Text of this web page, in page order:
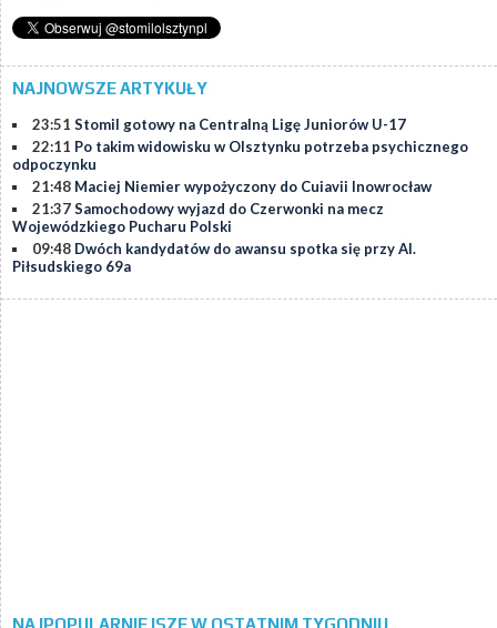
NAJNOWSZE ARTYKUŁY
23:51 Stomil gotowy na Centralną Ligę Juniorów U-17
22:11 Po takim widowisku w Olsztynku potrzeba psychicznego
odpoczynku
21:48 Maciej Niemier wypożyczony do Cuiavii Inowrocław
21:37Samochodowy wyjazd do Czerwonki na mecz
Wojewódzkiego Pucharu Polski
09:48 Dwóch kandydatów do awansu spotka się przy Al.
Piłsudskiego 69a
NAJPOPULARNIEJSZE W OSTATNIM TYGODNIU